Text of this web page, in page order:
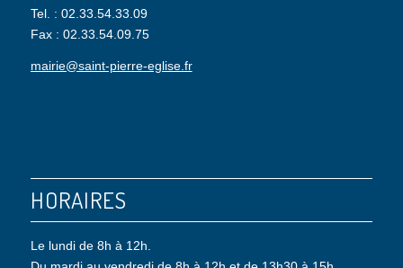
Tel. : 02.33.54.33.09
Fax : 02.33.54.09.75
mairie@saint-pierre-eglise.fr
HORAIRES
Le lundi de 8h à 12h.